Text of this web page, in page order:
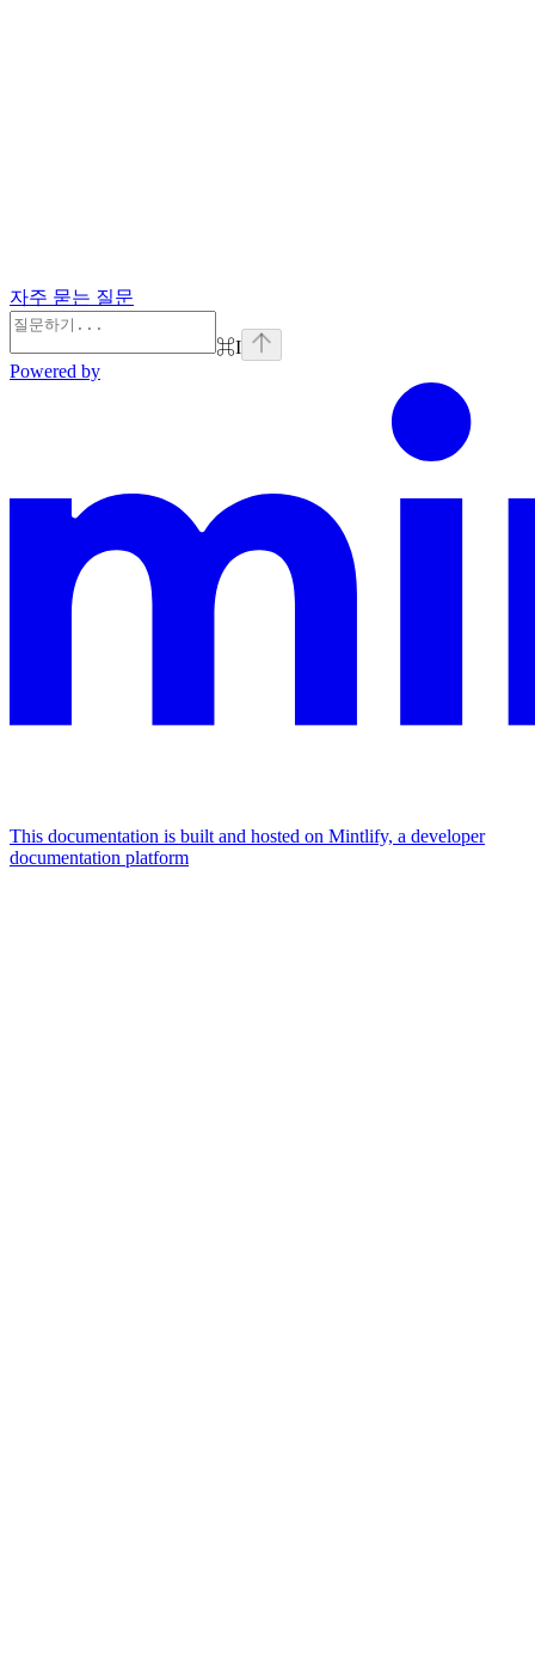
자주 묻는 질문
⌘I
Powered by
This documentation is built and hosted on Mintlify, a developer
documentation platform